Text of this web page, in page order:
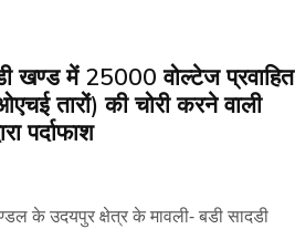
खण्ड में 25000 वोल्टेज प्रवाहित
तारों) की चोरी करने वाली
पर्दाफाश
के उदयपुर क्षेत्र के मावली- बडी सादडी